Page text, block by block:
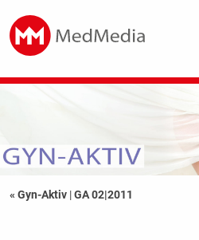
« Gyn-Aktiv |GA 02|2011